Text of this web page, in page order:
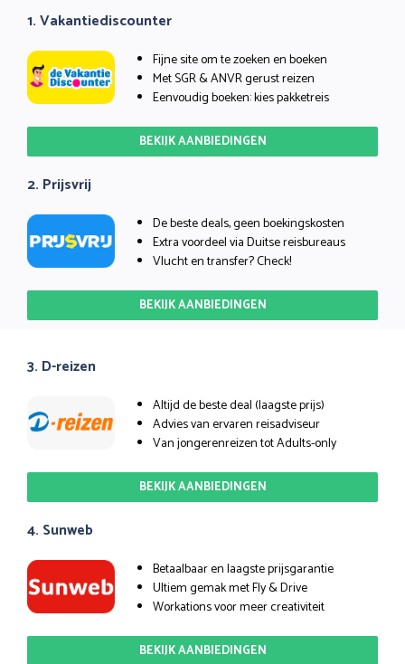
1. Vakantiediscounter
Fijne site om te zoeken en boeken
Met SGR & ANVR gerust reizen
Eenvoudig boeken: kies pakketreis
BEKIJK AANBIEDINGEN
2. Prijsvrij
De beste deals, geen boekingskosten
Extra voordeel via Duitse reisbureaus
Vlucht en transfer? Check!
BEKIJK AANBIEDINGEN
3. D-reizen
Altijd de beste deal (laagste prijs)
Advies van ervaren reisadviseur
Van jongerenreizen tot Adults-only
BEKIJK AANBIEDINGEN
4. Sunweb
Betaalbaar en laagste prijsgarantie
Ultiem gemak met Fly & Drive
Workations voor meer creativiteit
BEKIJK AANBIEDINGEN